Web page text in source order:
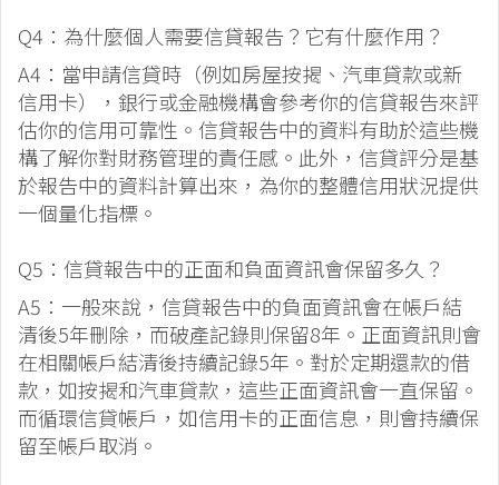
Q4：為什麼個人需要信貸報告？它有什麼作用？
A4：當申請信貸時（例如房屋按揭、汽車貸款或新
信用卡），銀行或金融機構會參考你的信貸報告來評
估你的信用可靠性。信貸報告中的資料有助於這些機
構了解你對財務管理的責任感。此外，信貸評分是基
於報告中的資料計算出來，為你的整體信用狀況提供
一個量化指標。
Q5：信貸報告中的正面和負面資訊會保留多久？
A5：一般來說，信貸報告中的負面資訊會在帳戶結
清後5年刪除，而破產記錄則保留8年。正面資訊則會
在相關帳戶結清後持續記錄5年。對於定期還款的借
款，如按揭和汽車貸款，這些正面資訊會一直保留。
而循環信貸帳戶，如信用卡的正面信息，則會持續保
留至帳戶取消。